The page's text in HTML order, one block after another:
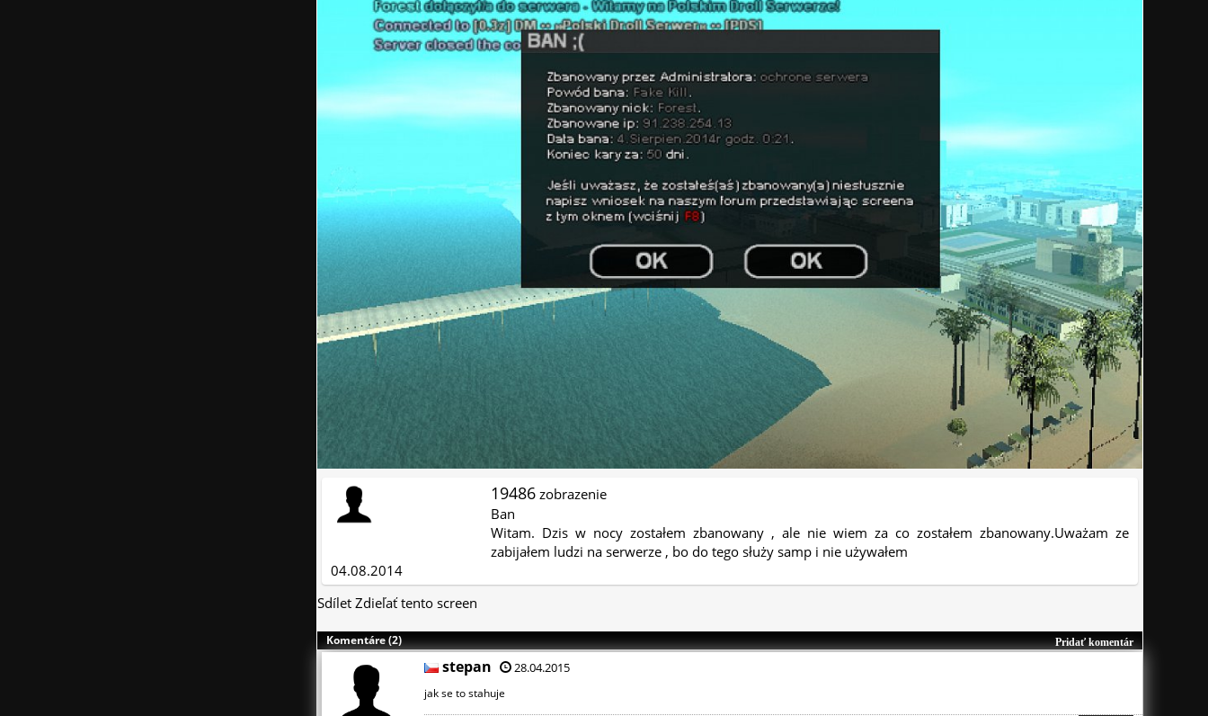
19486zobrazenie
Ban
Witam. Dzis w nocy zostałem zbanowany , ale nie wiem za co zostałem zbanowany.Uważam ze
zabijałem ludzi na serwerze , bo do tego służy samp i nie używałem
04.08.2014
Sdílet Zdieľať tento screen
Pridať komentár
Komentáre (2)
stepan 28.04.2015
jak se to stahuje